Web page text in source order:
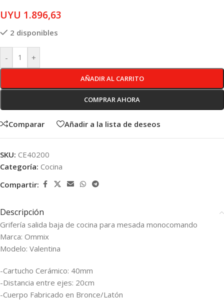
UYU 1.896,63
2 disponibles
- +
AÑADIR AL CARRITO
COMPRAR AHORA
Comparar Añadir a la lista de deseos
SKU: CE40200
Categoría: Cocina
Compartir:
Descripción
Grifería salida baja de cocina para mesada monocomando
Marca: Ommix
Modelo: Valentina
-Cartucho Cerámico: 40mm
-Distancia entre ejes: 20cm
-Cuerpo Fabricado en Bronce/Latón